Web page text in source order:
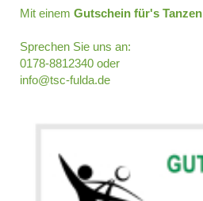
Mit einem Gutschein für's Tanzen
Sprechen Sie uns an:
0178-8812340 oder
info@tsc-fulda.de